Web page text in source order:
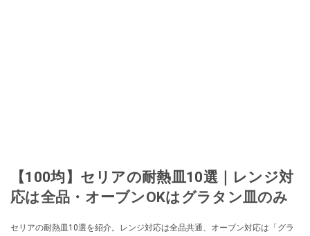
【100均】セリアの耐熱皿10選｜レンジ対
応は全品・オーブンOKはグラタン皿のみ
セリアの耐熱皿10選を紹介。レンジ対応は全品共通、オーブン対応は「グラ